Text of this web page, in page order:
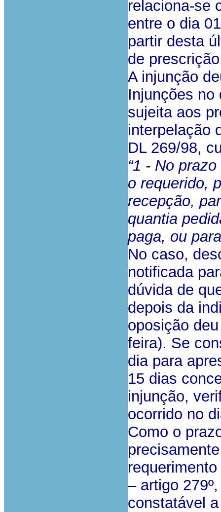
relaciona-se
entre o dia
partir desta
de
A injunção
Injunções no
sujeita aos
interpelação
DL 269/98,
“1 - No
o requerido,
recepção,
quantia
paga, ou
No caso,
notificada
dúvida de
depois da
oposição
feira). Se
dia para
15 dias
injunção,
ocorrido no
Como o
– artigo
constatável